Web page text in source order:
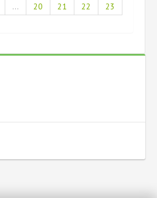
... 20 21 22
23